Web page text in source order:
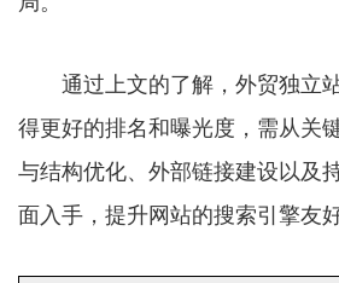
通过上文的了解，外贸独立站
得更好的排名和曝光度，需从关
与结构优化、外部链接建设以及
面入手，提升网站的搜索引擎友